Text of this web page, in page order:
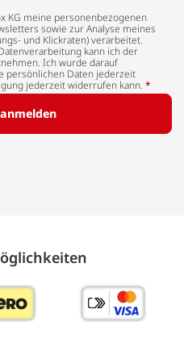
KG meine personenbezogenen
sowie zur Analyse meines
und Klickraten) verarbeitet.
kann ich der
Ich wurde darauf
persönlichen Daten jederzeit
jederzeit widerrufen kann. *